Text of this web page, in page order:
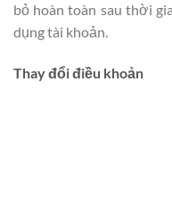
bỏ hoàn toàn sau thời
dụng tài khoản.
Thay đổi điều khoản